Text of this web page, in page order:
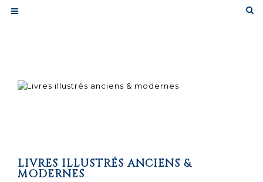
LIVRES ILLUSTRÉS ANCIENS &
MODERNES